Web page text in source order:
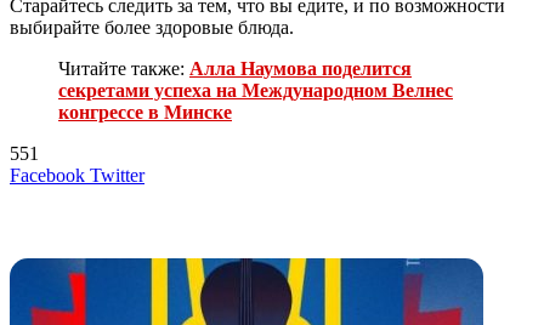
Старайтесь следить за тем, что вы едите, и по возможности
выбирайте более здоровые блюда.
Читайте также: Алла Наумова поделится
секретами успеха на Международном Велнес
конгрессе в Минске
551
Facebook TwitterLinkedIn
Tumblr
Reddit
Вконтакте
Одноклассники
Skype
Messenger
Messenger
WhatsApp
Telegram
Viber
Line
Поделиться
Печатать